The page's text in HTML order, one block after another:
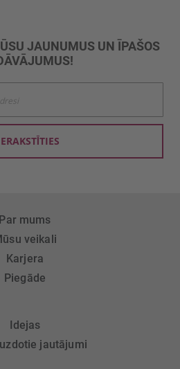
JAUNUMUS UN ĪPAŠOS
Par mums
veikali
Karjera
Piegāde
Idejas
jautājumi